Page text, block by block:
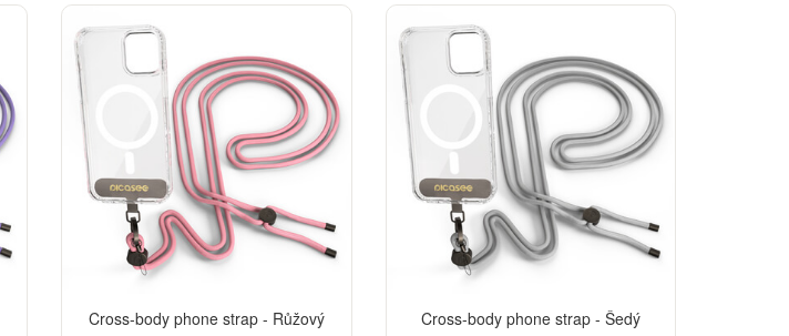
Cross-body phone strap - Růžový
Cross-body phone strap - Šedý